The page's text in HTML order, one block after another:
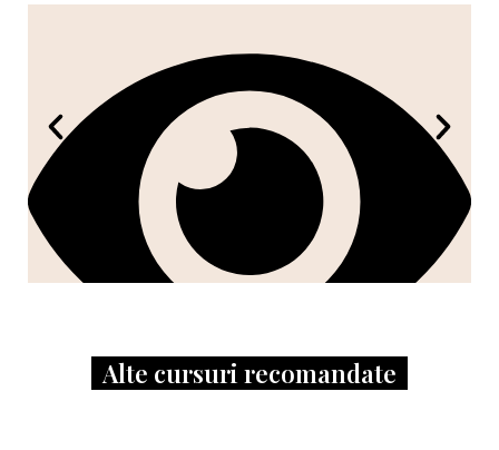
Alte cursuri recomandate